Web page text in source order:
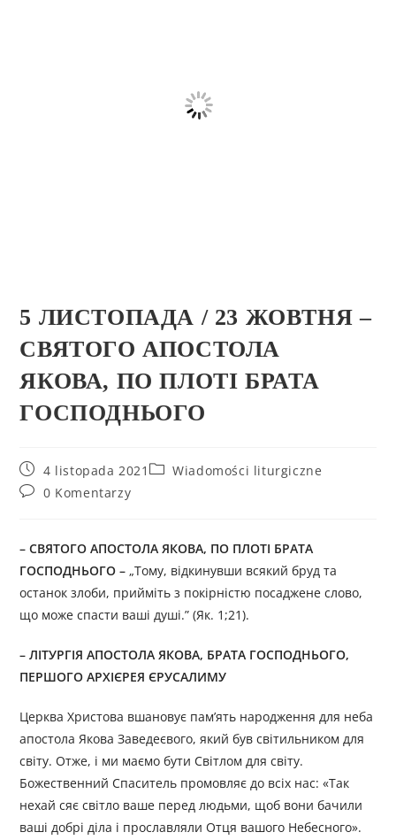
5 ЛИСТОПАДА / 23 ЖОВТНЯ –
СВЯТОГО АПОСТОЛА
ЯКОВА, ПО ПЛОТІ БРАТА
ГОСПОДНЬОГО
4 listopada 2021
Wiadomości liturgiczne
0 Komentarzy
– СВЯТОГО АПОСТОЛА ЯКОВА, ПО ПЛОТІ БРАТА
ГОСПОДНЬОГО –„Тому, відкинувши всякий бруд та
останок злоби, прийміть з покірністю посаджене слово,
що може спасти ваші душі.” (Як. 1;21).
– ЛІТУРГІЯ АПОСТОЛА ЯКОВА, БРАТА ГОСПОДНЬОГО,
ПЕРШОГО АРХІЄРЕЯ ЄРУСАЛИМУ
Церква Христова вшановує пам’ять народження для неба
апостола Якова Заведеєвого, який був світильником для
світу. Отже, і ми маємо бути Світлом для світу.
Божественний Спаситель промовляє до всіх нас: «Так
нехай сяє світло ваше перед людьми, щоб вони бачили
ваші добрі діла і прославляли Отця вашого Небесного».